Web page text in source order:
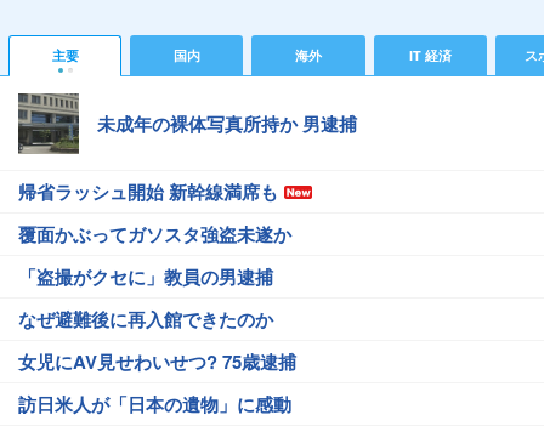
主要 国内 海外 IT 経済 ス
未成年の裸体写真所持か 男逮捕
帰省ラッシュ開始 新幹線満席も
覆面かぶってガソスタ強盗未遂か
「盗撮がクセに」教員の男逮捕
なぜ避難後に再入館できたのか
女児にAV見せわいせつ? 75歳逮捕
訪日米人が「日本の遺物」に感動